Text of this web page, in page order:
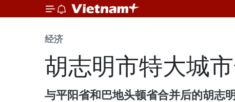
经济
胡志明市特大城
与平阳省和巴地头顿省合并后的胡志